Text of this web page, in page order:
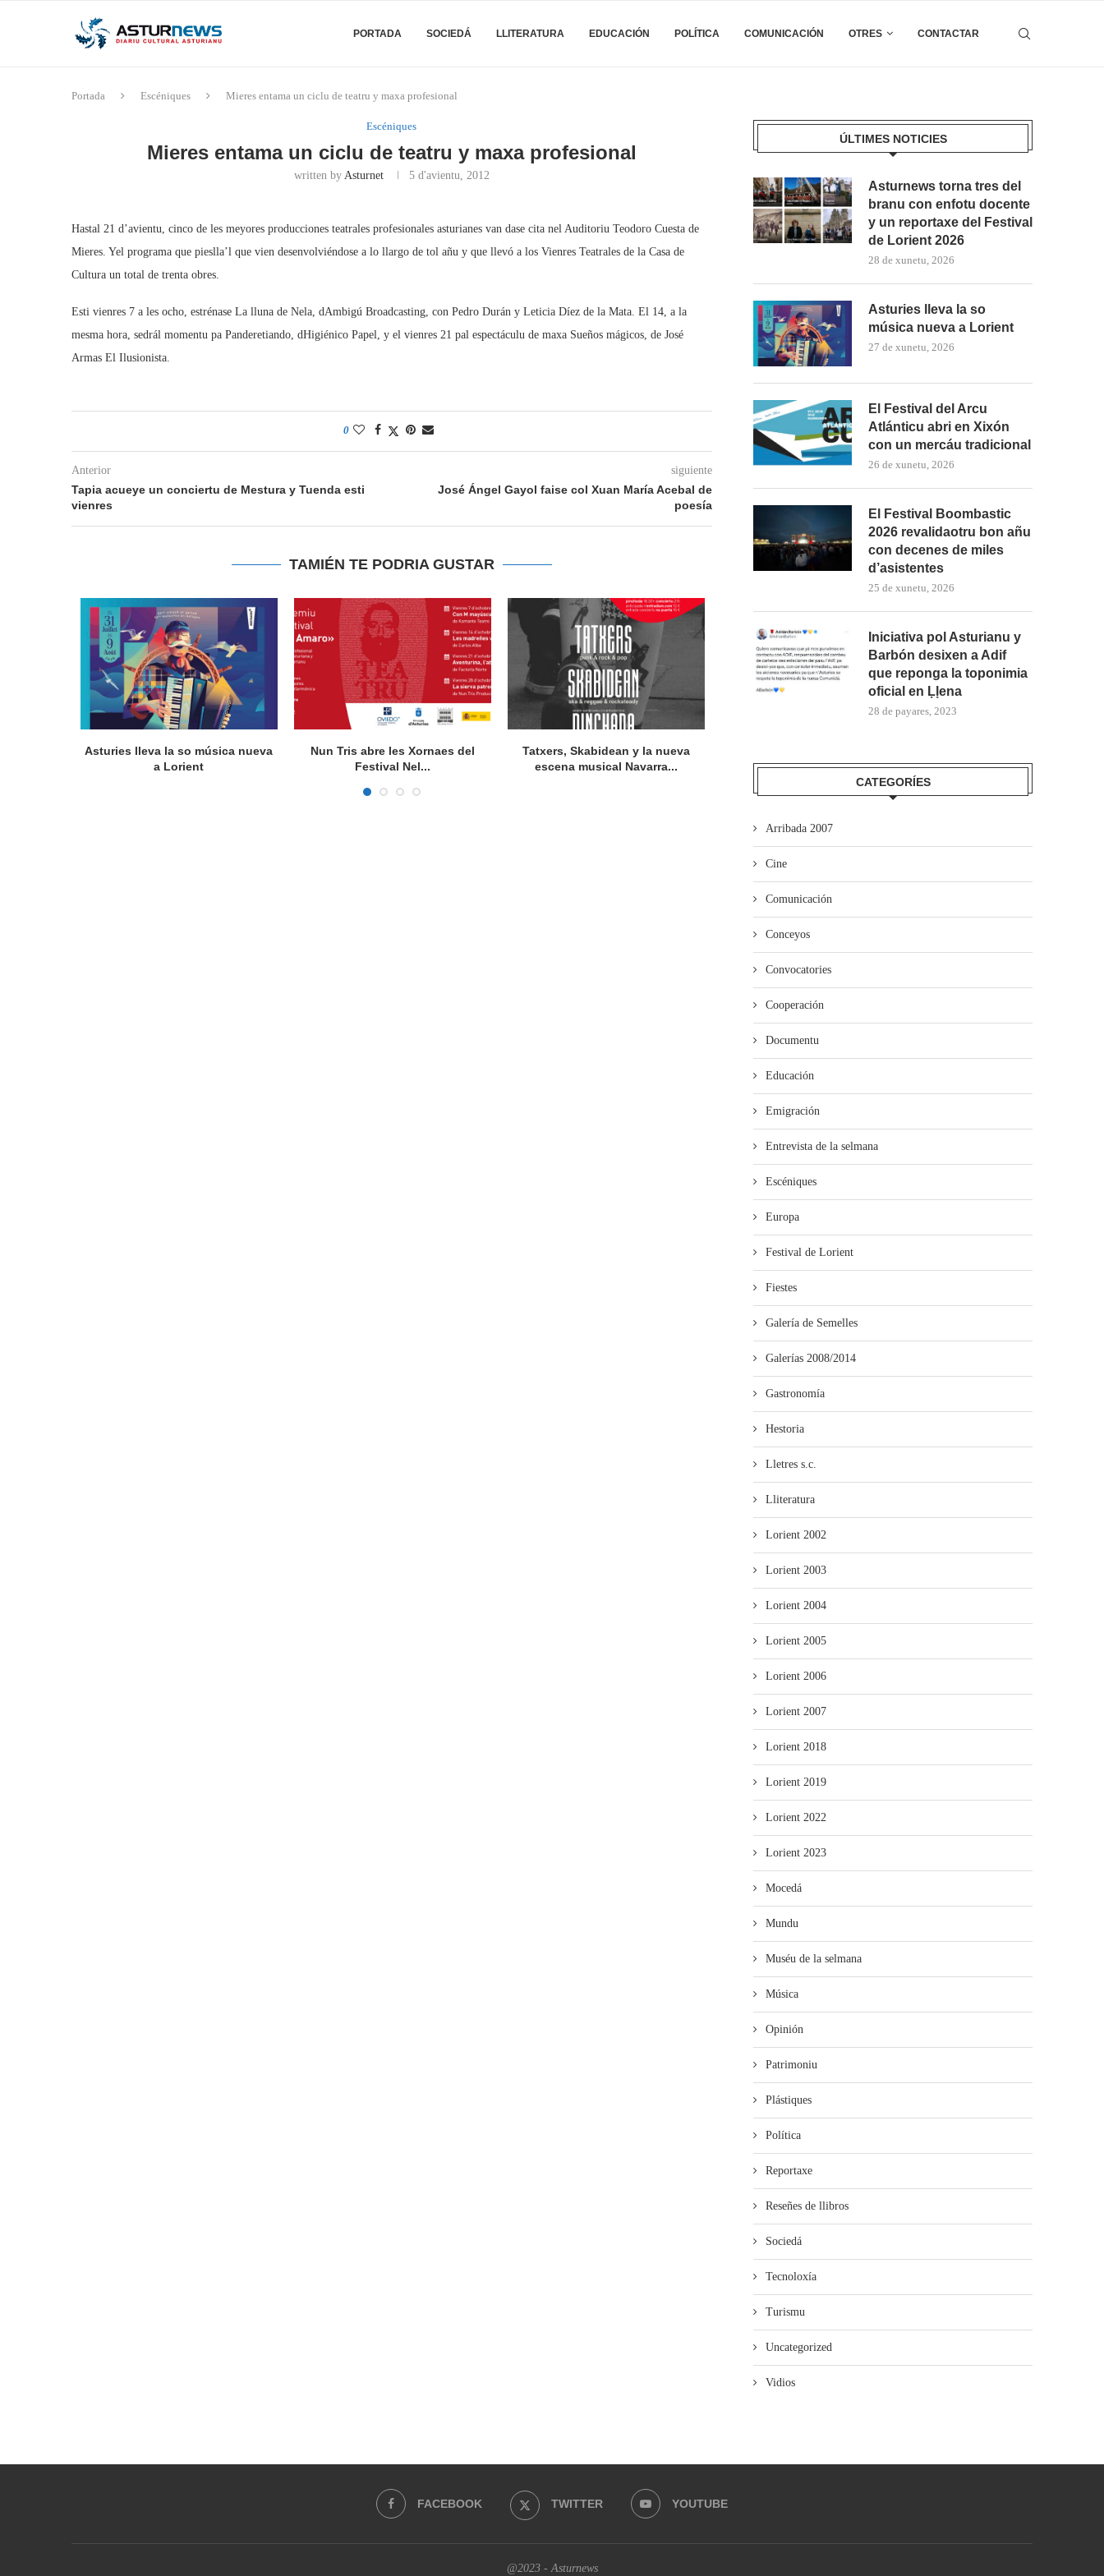
PORTADA SOCIEDÁ LLITERATURA EDUCACIÓN POLÍTICA COMUNICACIÓN OTRES CONTACTAR
Portada Escéniques Mieres entama un ciclu de teatru y maxa profesional
Escéniques
Mieres entama un ciclu de teatru y maxa profesional
written by Asturnet 5 d'avientu, 2012
Hastal 21 d’avientu, cinco de les meyores producciones teatrales profesionales asturianes van dase cita nel Auditoriu Teodoro Cuesta de
Mieres. Yel programa que pieslla’l que vien desenvolviéndose a lo llargo de tol añu y que llevó a los Vienres Teatrales de la Casa de
Cultura un total de trenta obres.
Esti vienres 7 a les ocho, estrénase La lluna de Nela, dAmbigú Broadcasting, con Pedro Durán y Leticia Díez de la Mata. El 14, a la
mesma hora, sedrál momentu pa Panderetiando, dHigiénico Papel, y el vienres 21 pal espectáculu de maxa Sueños mágicos, de José
Armas El Ilusionista.
0
Anterior
Tapia acueye un conciertu de Mestura y Tuenda esti
vienres
siguiente
José Ángel Gayol faise col Xuan María Acebal de
poesía
TAMIÉN TE PODRIA GUSTAR
Asturies lleva la so música nueva
a Lorient
Nun Tris abre les Xornaes del
Festival Nel...
Tatxers, Skabidean y la nueva
escena musical Navarra...
Valdesoto...
averase al Teatru...
ÚLTIMES NOTICIES
Asturnews torna tres del
branu con enfotu docente
y un reportaxe del Festival
de Lorient 2026
28 de xunetu, 2026
Asturies lleva la so
música nueva a Lorient
27 de xunetu, 2026
El Festival del Arcu
Atlánticu abri en Xixón
con un mercáu tradicional
26 de xunetu, 2026
El Festival Boombastic
2026 revalidaotru bon añu
con decenes de miles
d’asistentes
25 de xunetu, 2026
Iniciativa pol Asturianu y
Barbón desixen a Adif
que reponga la toponimia
oficial en Ḷḷena
28 de payares, 2023
CATEGORÍES
Arribada 2007
Cine
Comunicación
Conceyos
Convocatories
Cooperación
Documentu
Educación
Emigración
Entrevista de la selmana
Escéniques
Europa
Festival de Lorient
Fiestes
Galería de Semelles
Galerías 2008/2014
Gastronomía
Hestoria
Lletres s.c.
Lliteratura
Lorient 2002
Lorient 2003
Lorient 2004
Lorient 2005
Lorient 2006
Lorient 2007
Lorient 2018
Lorient 2019
Lorient 2022
Lorient 2023
Mocedá
Mundu
Muséu de la selmana
Música
Opinión
Patrimoniu
Plástiques
Política
Reportaxe
Reseñes de llibros
Sociedá
Tecnoloxía
Turismu
Uncategorized
Vidios
FACEBOOK TWITTER YOUTUBE
@2023 - Asturnews